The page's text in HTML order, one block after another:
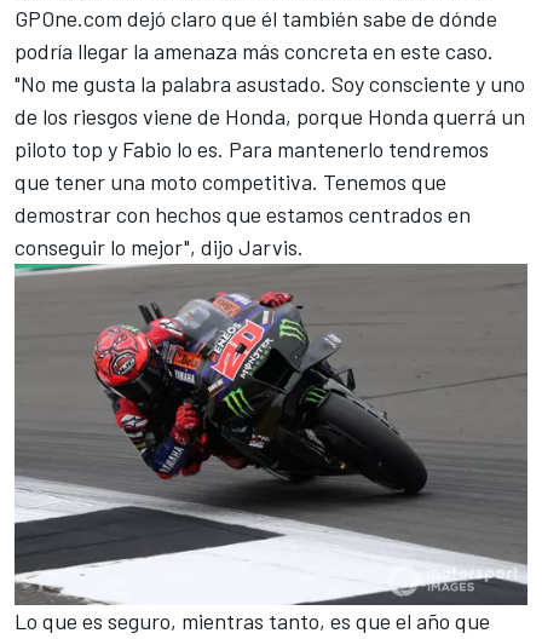
GPOne.com dejó claro que él también sabe de dónde
podría llegar la amenaza más concreta en este caso.
"No me gusta la palabra asustado. Soy consciente y uno
de los riesgos viene de Honda, porque Honda querrá un
piloto top y Fabio lo es. Para mantenerlo tendremos
que tener una moto competitiva. Tenemos que
demostrar con hechos que estamos centrados en
conseguir lo mejor", dijo Jarvis.
Lo que es seguro, mientras tanto, es que el año que